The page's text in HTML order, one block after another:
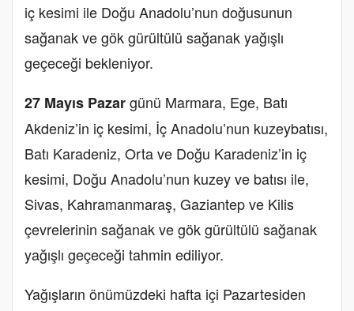
iç kesimi ile Doğu Anadolu’nun doğusunun
sağanak ve gök gürültülü sağanak yağışlı
geçeceği bekleniyor.
27 Mayıs Pazargünü Marmara, Ege, Batı
Akdeniz’in iç kesimi, İç Anadolu’nun kuzeybatısı,
Batı Karadeniz, Orta ve Doğu Karadeniz’in iç
kesimi, Doğu Anadolu’nun kuzey ve batısı ile,
Sivas, Kahramanmaraş, Gaziantep ve Kilis
çevrelerinin sağanak ve gök gürültülü sağanak
yağışlı geçeceği tahmin ediliyor.
Yağışların önümüzdeki hafta içi Pazartesiden